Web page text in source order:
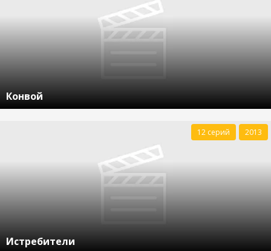
Конвой
Истребители
12 серий 2013